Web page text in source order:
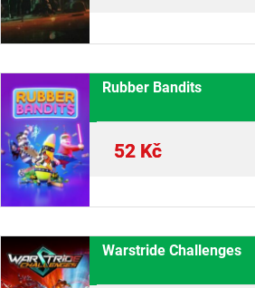
Rubber Bandits
52 Kč
Warstride Challenges